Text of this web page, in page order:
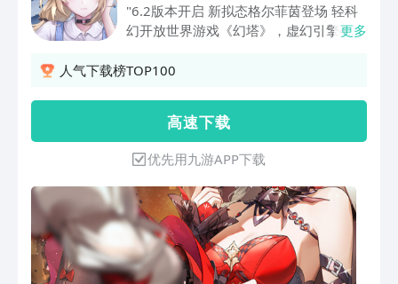
"6.2版本开启 新拟态格尔菲茵登场 轻科
幻开放世界游戏《幻塔》，虚幻引擎4.26
更多
人气下载榜TOP100
高 速 下 载
优先用九游APP下载